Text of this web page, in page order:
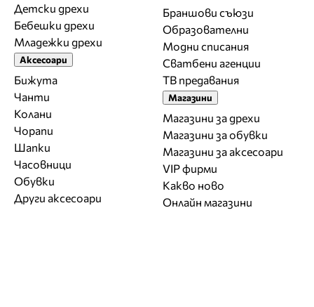
Детски дрехи
Бебешки дрехи
Младежки дрехи
Аксесоари
Бижута
Чанти
Колани
Чорапи
Шапки
Часовници
Обувки
Други аксесоари
Браншови съюзи
Образователни
Модни списания
Сватбени агенции
ТВ предавания
Магазини
Магазини за дрехи
Магазини за обувки
Магазини за aксесоари
VIP фирми
Какво ново
Онлайн магазини